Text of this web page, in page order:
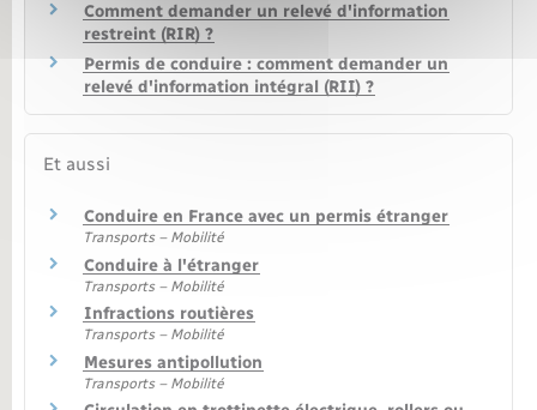
Comment demander un relevé d'information
restreint (RIR) ?
Permis de conduire : comment demander un
relevé d'information intégral (RII) ?
Et aussi
Conduire en France avec un permis étranger
Transports – Mobilité
Conduire à l'étranger
Transports – Mobilité
Infractions routières
Transports – Mobilité
Mesures antipollution
Transports – Mobilité